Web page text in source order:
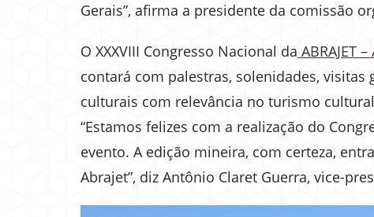
Gerais”, afirma a presidente da comissão
O XXXVIII Congresso Nacional da ABRAJET
contará com palestras, solenidades,
culturais com relevância no turismo
“Estamos felizes com a realização do
evento. A edição mineira, com certeza,
Abrajet”, diz Antônio Claret Guerra, vice-